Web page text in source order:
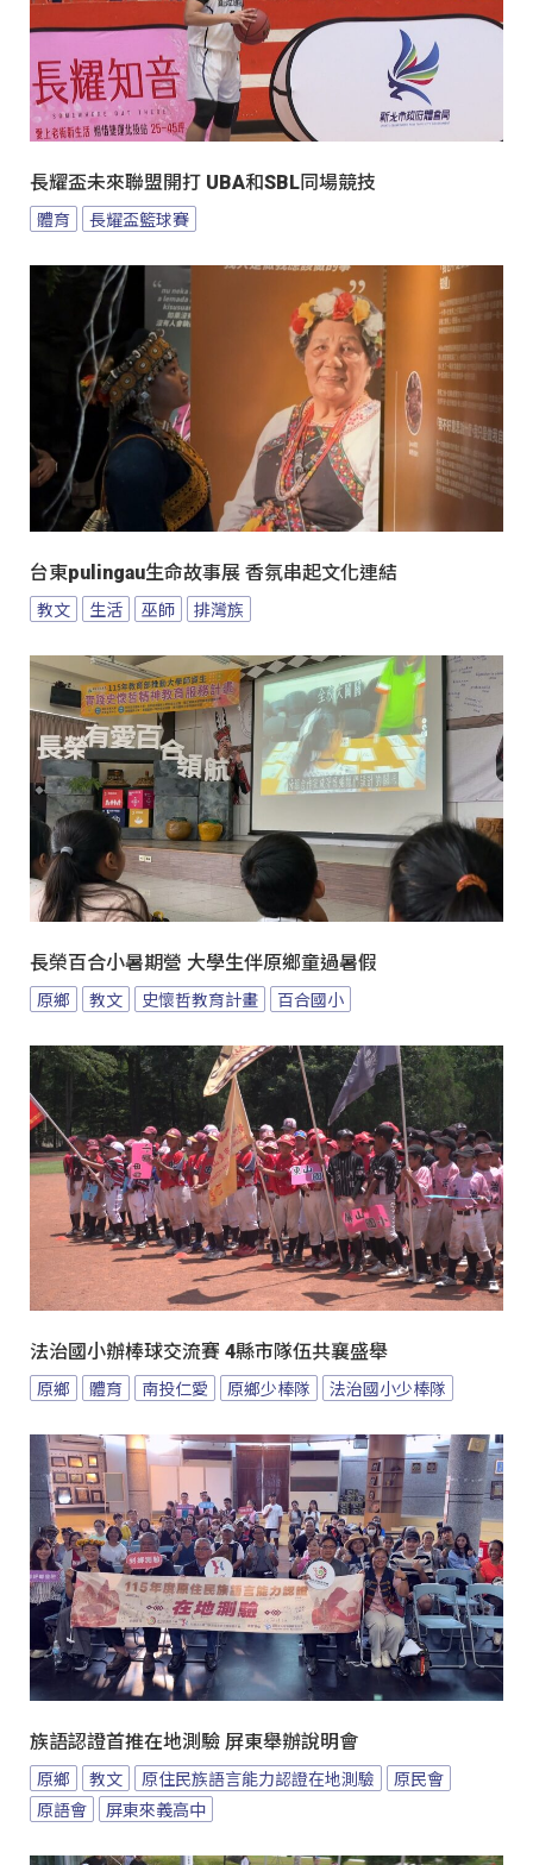
長耀盃未來聯盟開打 UBA和SBL同場競技
體育 長耀盃籃球賽
台東pulingau生命故事展 香氛串起文化連結
教文 生活 巫師 排灣族
長榮百合小暑期營 大學生伴原鄉童過暑假
原鄉 教文 史懷哲教育計畫 百合國小
法治國小辦棒球交流賽 4縣市隊伍共襄盛舉
原鄉 體育 南投仁愛 原鄉少棒隊 法治國小少棒隊
族語認證首推在地測驗 屏東舉辦說明會
原鄉 教文 原住民族語言能力認證在地測驗
原民會
原語會
屏東來義高中